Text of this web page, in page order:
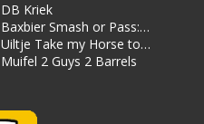
DB Kriek
Baxbier Smash or Pass:
Strata
Uiltje Take my Horse to
the Hotel Room
Muifel 2 Guys 2 Barrels